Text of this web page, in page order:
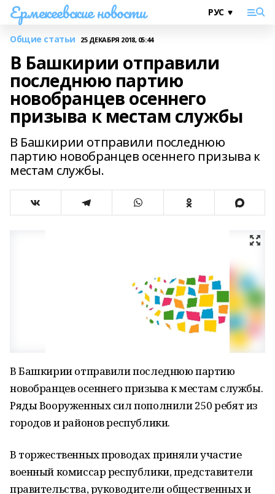
Ермекеевские новости
Общие статьи 25 ДЕКАБРЯ 2018, 05:44
В Башкирии отправили
последнюю партию
новобранцев осеннего
призыва к местам службы
В Башкирии отправили последнюю
партию новобранцев осеннего призыва к
местам службы.
В Башкирии отправили последнюю партию
новобранцев осеннего призыва к местам службы.
Ряды Вооруженных сил пополнили 250 ребят из
городов и районов республики.
В торжественных проводах приняли участие
военный комиссар республики, представители
правительства, руководители общественных и